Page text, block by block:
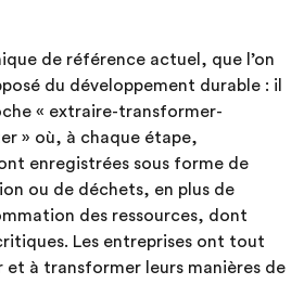
de référence actuel, que l’on
du développement durable : il
« extraire-transformer-
» où, à chaque étape,
enregistrées sous forme de
ou de déchets, en plus de
des ressources, dont
Les entreprises ont tout
et à transformer leurs manières de